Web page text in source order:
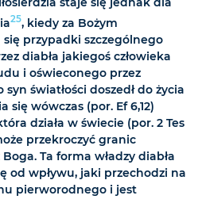
25, kiedy za Bożym
przypadki szczególnego
diabła jakiegoś człowieka
i oświeconego przez
światłości doszedł do życia
się wówczas (por. Ef 6,12)
działa w świecie (por. 2 Tes
przekroczyć granic
Ta forma władzy diabła
od wpływu, jaki przechodzi na
pierworodnego i jest